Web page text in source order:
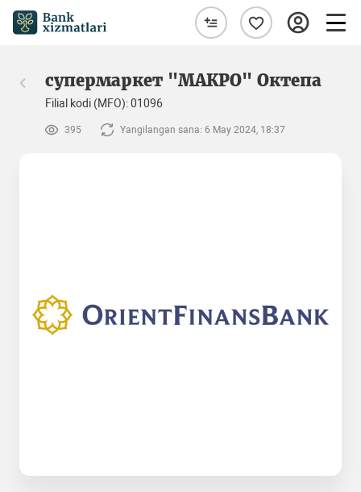
супермаркет "МАКРО" Октепа
Filial kodi (MFO): 01096
395 Yangilangan sana: 6 May 2024, 18:37